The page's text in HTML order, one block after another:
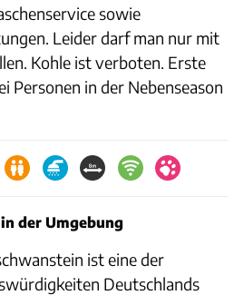
sowie
Leider darf man nur mit
Kohle ist verboten. Erste
Personen in der Nebenseason
der Umgebung
ist eine der
Deutschlands